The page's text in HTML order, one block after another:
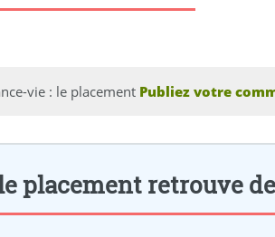
vie : le placement Publiez votre
placement retrouve